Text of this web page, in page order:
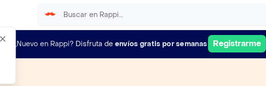
¿Nuevo en Rappi? Disfruta de envíos gratis por semanas Registrarme